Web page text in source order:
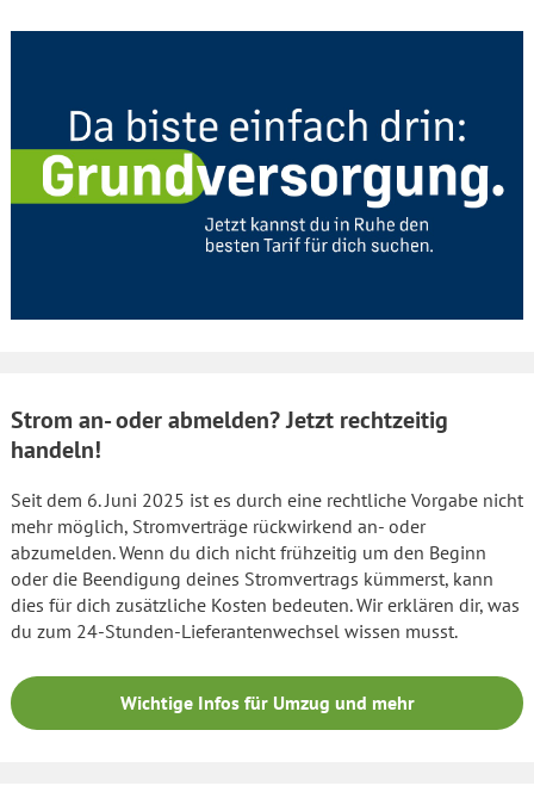
Strom an- oder abmelden? Jetzt rechtzeitig
handeln!
Seit dem 6. Juni 2025 ist es durch eine rechtliche Vorgabe nicht
mehr möglich, Stromverträge rückwirkend an- oder
abzumelden. Wenn du dich nicht frühzeitig um den Beginn
oder die Beendigung deines Stromvertrags kümmerst, kann
dies für dich zusätzliche Kosten bedeuten. Wir erklären dir, was
du zum 24-Stunden-Lieferantenwechsel wissen musst.
Wichtige Infos für Umzug und mehr